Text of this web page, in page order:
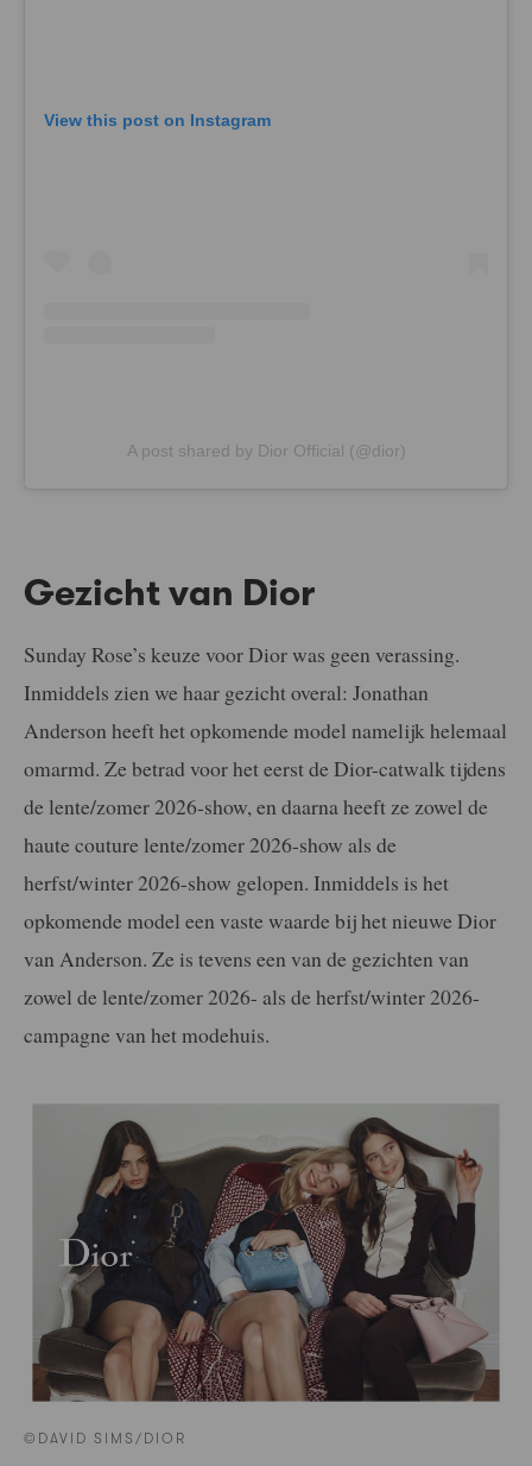
View this post on Instagram
A post shared by Dior Official (@dior)
Gezicht van Dior
Sunday Rose’s keuze voor Dior was geen verassing.
Inmiddels zien we haar gezicht overal: Jonathan
Anderson heeft het opkomende model namelijk helemaal
omarmd. Ze betrad voor het eerst de Dior-catwalk tijdens
de lente/zomer 2026-show, en daarna heeft ze zowel de
haute couture lente/zomer 2026-show als de
herfst/winter 2026-show gelopen. Inmiddels is het
opkomende model een vaste waarde bij het nieuwe Dior
van Anderson. Ze is tevens een van de gezichten van
zowel de lente/zomer 2026- als de herfst/winter 2026-
campagne van het modehuis.
©DAVID SIMS/DIOR